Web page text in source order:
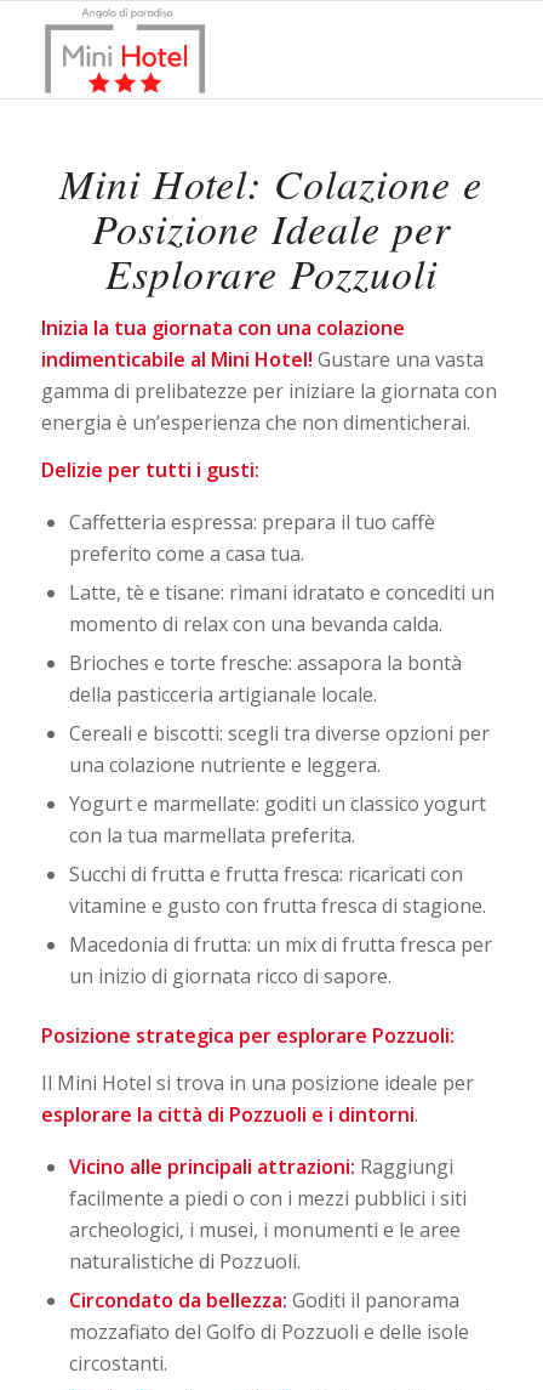
Mini Hotel: Colazione e
Posizione Ideale per
Esplorare Pozzuoli
Inizia la tua giornata con una colazione
indimenticabile al Mini Hotel! Gustare una vasta
gamma di prelibatezze per iniziare la giornata con
energia è un’esperienza che non dimenticherai.
Delizie per tutti i gusti:
Caffetteria espressa: prepara il tuo caffè
preferito come a casa tua.
Latte, tè e tisane: rimani idratato e concediti un
momento di relax con una bevanda calda.
Brioches e torte fresche: assapora la bontà
della pasticceria artigianale locale.
Cereali e biscotti: scegli tra diverse opzioni per
una colazione nutriente e leggera.
Yogurt e marmellate: goditi un classico yogurt
con la tua marmellata preferita.
Succhi di frutta e frutta fresca: ricaricati con
vitamine e gusto con frutta fresca di stagione.
Macedonia di frutta: un mix di frutta fresca per
un inizio di giornata ricco di sapore.
Posizione strategica per esplorare Pozzuoli:
Il Mini Hotel si trova in una posizione ideale per
esplorare la città di Pozzuoli e i dintorni.
Vicino alle principali attrazioni: Raggiungi
facilmente a piedi o con i mezzi pubblici i siti
archeologici, i musei, i monumenti e le aree
naturalistiche di Pozzuoli.
Circondato da bellezza: Goditi il panorama
mozzafiato del Golfo di Pozzuoli e delle isole
circostanti.